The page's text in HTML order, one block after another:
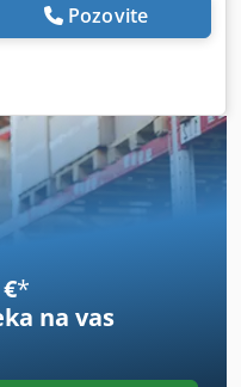
Pozovite
*
na vas